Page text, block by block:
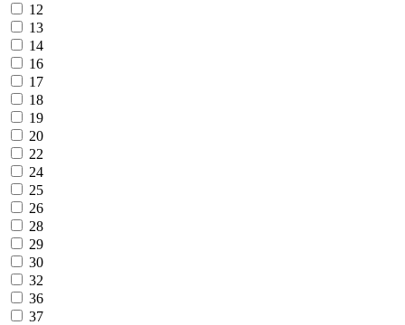
12
13
14
16
17
18
19
20
22
24
25
26
28
29
30
32
36
37